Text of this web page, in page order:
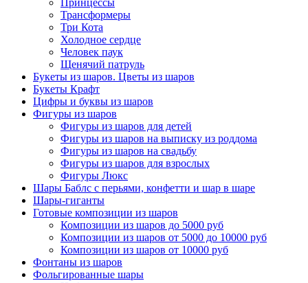
Принцессы
Трансформеры
Три Кота
Холодное сердце
Человек паук
Щенячий патруль
Букеты из шаров. Цветы из шаров
Букеты Крафт
Цифры и буквы из шаров
Фигуры из шаров
Фигуры из шаров для детей
Фигуры из шаров на выписку из роддома
Фигуры из шаров на свадьбу
Фигуры из шаров для взрослых
Фигуры Люкс
Шары Баблс с перьями, конфетти и шар в шаре
Шары-гиганты
Готовые композиции из шаров
Композиции из шаров до 5000 руб
Композиции из шаров от 5000 до 10000 руб
Композиции из шаров от 10000 руб
Фонтаны из шаров
Фольгированные шары